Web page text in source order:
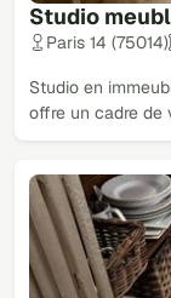
Studio
Paris 14 (75014)
Studio en
offre un cadre de